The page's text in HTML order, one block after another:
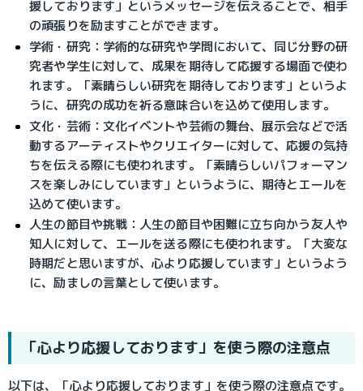
援しております」というメッセージを伝えることで、相手
の頑張りを励ますことができます。
学術・研究：学術的な研究や学問において、同じ分野の研
究者や学生に対して、成果を期待して応援する場面で使わ
れます。「素晴らしい研究を期待しております」というよ
うに、研究の成功を祈る意味合いを込めて使用します。
文化・芸術：文化イベントや芸術の舞台、展示会などで活
動するアーティストやクリエイターに対して、応援の気持
ちを伝える際にも使われます。「素晴らしいパフォーマン
スを楽しみにしています」というように、期待とエールを
込めて使います。
人生の節目や挑戦：人生の節目や困難に立ち向かう友人や
知人に対して、エールを送る際にも使われます。「大変な
時期だと思いますが、心より応援しています」というよう
に、励ましの言葉として使います。
「心より応援しております」を使う際の注意点
以下は、「心より応援しております」を使う際の注意点です。